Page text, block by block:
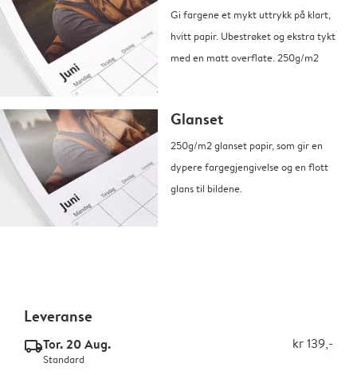
Gi fargene et mykt uttrykk på klart,
hvitt papir. Ubestrøket og ekstra tykt
med en matt overflate. 250g/m2
Glanset
250g/m2 glanset papir, som gir en
dypere fargegjengivelse og en flott
glans til bildene.
Leveranse
delivery_standard_v2Tor. 20 Aug. kr 139,-
Standard